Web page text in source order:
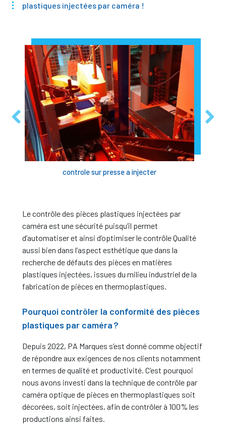
plastiques injectées par caméra !
controle sur presse a injecter
Le contrôle des pièces plastiques injectées par
caméra est une sécurité puisqu’il permet
d’automatiser et ainsi d’optimiser le contrôle Qualité
aussi bien dans l’aspect esthétique que dans la
recherche de défauts des pièces en matières
plastiques injectées, issues du milieu industriel de la
fabrication de pièces en thermoplastiques.
Pourquoi contrôler la conformité des pièces
plastiques par caméra ?
Depuis 2022, PA Marques s’est donné comme objectif
de répondre aux exigences de nos clients notamment
en termes de qualité et productivité. C’est pourquoi
nous avons investi dans la technique de contrôle par
caméra optique de pièces en thermoplastiques soit
décorées, soit injectées, afin de contrôler à 100% les
productions ainsi faites.